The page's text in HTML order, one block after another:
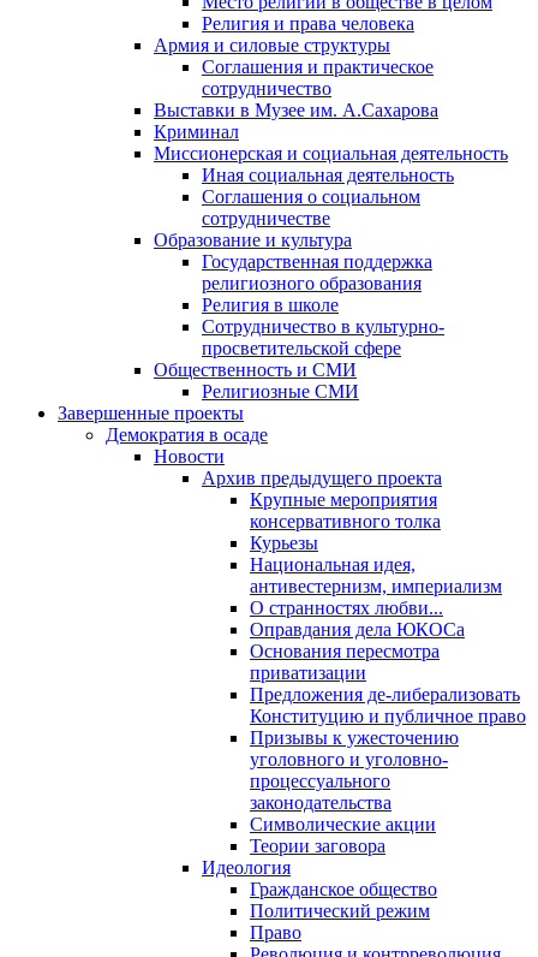
Религия и права человека
Армия и силовые структуры
Соглашения и практическое
сотрудничество
Выставки в Музее им. А.Сахарова
Криминал
Миссионерская и социальная деятельность
Иная социальная деятельность
Соглашения о социальном
сотрудничестве
Образование и культура
Государственная поддержка
религиозного образования
Религия в школе
Сотрудничество в культурно-
просветительской сфере
Общественность и СМИ
Религиозные СМИ
Завершенные проекты
Демократия в осаде
Новости
Архив предыдущего проекта
Крупные мероприятия
консервативного толка
Курьезы
Национальная идея,
антивестернизм, империализм
О странностях любви...
Оправдания дела ЮКОСа
Основания пересмотра
приватизации
Предложения де-либерализовать
Конституцию и публичное право
Призывы к ужесточению
уголовного и уголовно-
процессуального
законодательства
Символические акции
Теории заговора
Идеология
Гражданское общество
Политический режим
Право